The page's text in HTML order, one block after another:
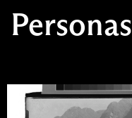
Personas